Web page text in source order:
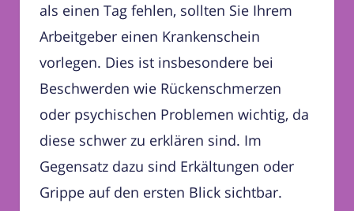
als einen Tag fehlen, sollten Sie Ihrem
Arbeitgeber einen Krankenschein
vorlegen. Dies ist insbesondere bei
Beschwerden wie Rückenschmerzen
oder psychischen Problemen wichtig, da
diese schwer zu erklären sind. Im
Gegensatz dazu sind Erkältungen oder
Grippe auf den ersten Blick sichtbar.